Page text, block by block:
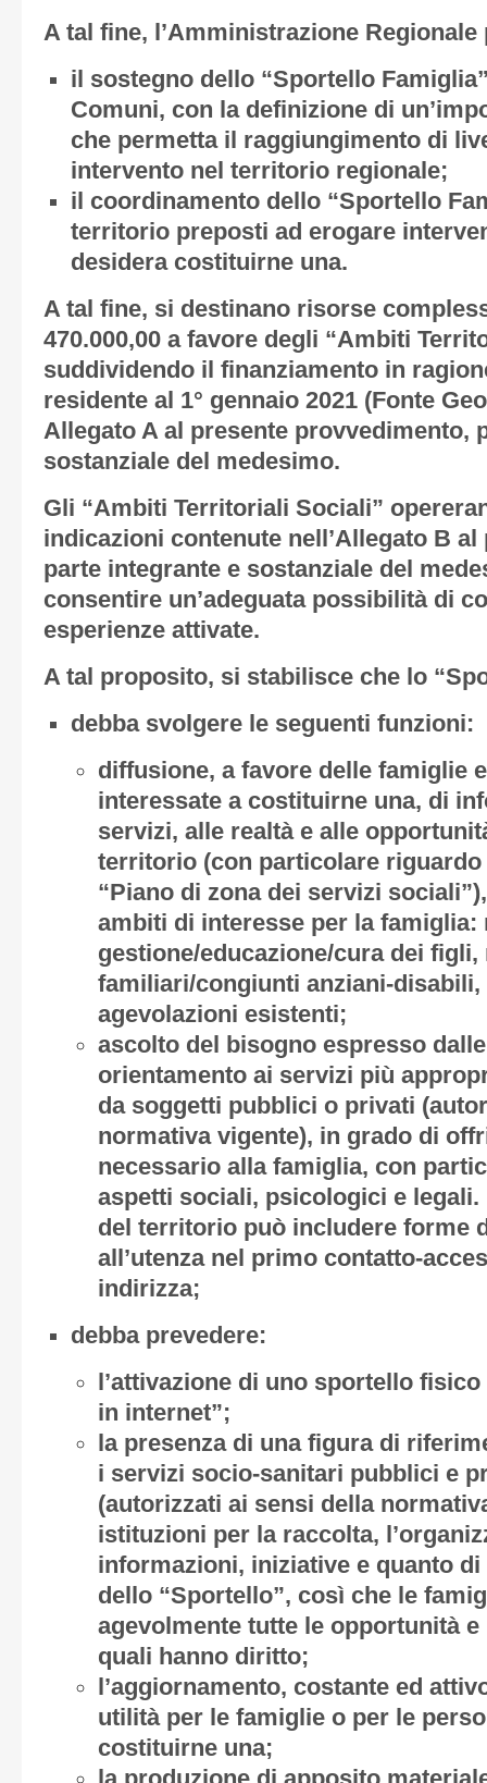
A tal fine, l’Amministrazione Regionale
il sostegno dello “Sportello
Comuni, con la definizione di
che permetta il raggiungimento di
intervento nel territorio regionale;
il coordinamento dello “Sportello
territorio preposti ad erogare
desidera costituirne una.
A tal fine, si destinano risorse
470.000,00 a favore degli “Ambiti
suddividendo il finanziamento in
residente al 1° gennaio 2021 (Fonte
Allegato Aal presente provvedimento,
sostanziale del medesimo.
Gli “Ambiti Territoriali Sociali”
indicazioni contenute nell’Allegato B al
parte integrante e sostanziale del
consentire un’adeguata possibilità di
esperienze attivate.
A tal proposito, si stabilisce che lo
debba svolgere le seguenti funzioni:
diffusione, a favore delle famiglie
interessate a costituirne una, di
servizi, alle realtà e alle
territorio (con particolare riguardo
“Piano di zona dei servizi
ambiti di interesse per la famiglia:
gestione/educazione/cura dei
familiari/congiunti anziani-
agevolazioni esistenti;
ascolto del bisogno espresso
orientamento ai servizi più
da soggetti pubblici o privati
normativa vigente), in grado di
necessario alla famiglia, con
aspetti sociali, psicologici e legali.
del territorio può includere forme
all’utenza nel primo contatto-
indirizza;
debba prevedere:
l’attivazione di uno sportello
in internet”;
la presenza di una figura di
i servizi socio-sanitari pubblici e
(autorizzati ai sensi della
istituzioni per la raccolta,
informazioni, iniziative e quanto
dello “Sportello”, così che le
agevolmente tutte le opportunità
quali hanno diritto;
l’aggiornamento, costante ed
utilità per le famiglie o per le
costituirne una;